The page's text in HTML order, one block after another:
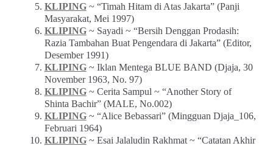
KLIPING~ “Timah Hitam di Atas Jakarta” (Panji
Masyarakat, Mei 1997)
KLIPING~ Sayadi ~ “Bersih Denggan Prodasih:
Razia Tambahan Buat Pengendara di Jakarta” (Editor,
Desember 1991)
KLIPING~ Iklan Mentega BLUE BAND (Djaja, 30
November 1963, No. 97)
KLIPING~ Cerita Sampul ~ “Another Story of
Shinta Bachir” (MALE, No.002)
KLIPING~ “Alice Bebassari” (Mingguan Djaja_106,
Februari 1964)
KLIPING~ Esai Jalaludin Rakhmat ~ “Catatan Akhir